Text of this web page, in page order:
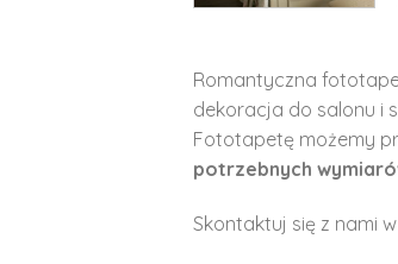
Romantyczna
dekoracja do salonu i
Fototapetę możemy
potrzebnych
Skontaktuj się z nami